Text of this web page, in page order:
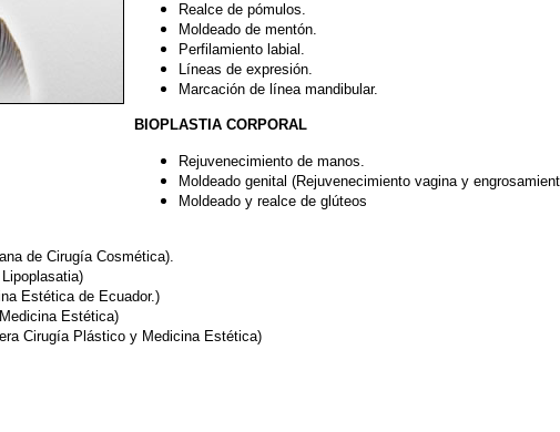
Realce de pómulos.
Moldeado de mentón.
Perfilamiento labial.
Líneas de expresión.
Marcación de línea mandibular.
BIOPLASTIA CORPORAL
Rejuvenecimiento de manos.
Moldeado genital (Rejuvenecimiento vagina y
Moldeado y realce de glúteos
de Cirugía Cosmética).
Estética de Ecuador.)
Estética)
Cirugía Plástico y Medicina Estética)